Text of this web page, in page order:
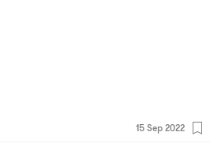
15 Sep 2022